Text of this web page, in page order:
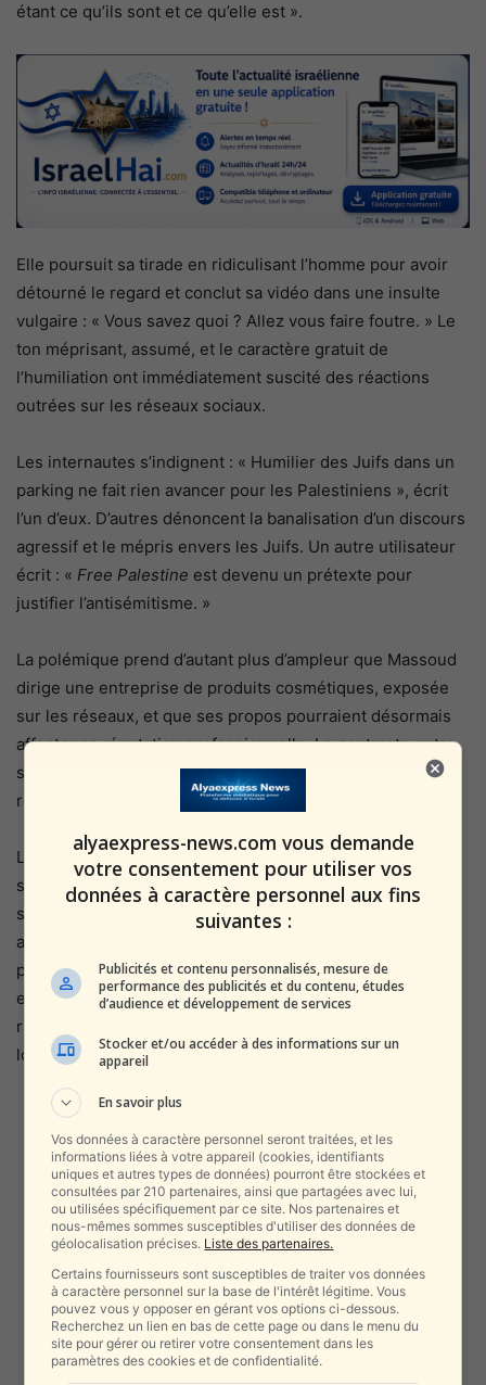
étant ce qu’ils sont et ce qu’elle est ».
Elle poursuit sa tirade en ridiculisant l’homme pour avoir
détourné le regard et conclut sa vidéo dans une insulte
vulgaire : « Vous savez quoi ? Allez vous faire foutre. » Le
ton méprisant, assumé, et le caractère gratuit de
l’humiliation ont immédiatement suscité des réactions
outrées sur les réseaux sociaux.
Les internautes s’indignent : « Humilier des Juifs dans un
parking ne fait rien avancer pour les Palestiniens », écrit
l’un d’eux. D’autres dénoncent la banalisation d’un discours
agressif et le mépris envers les Juifs. Un autre utilisateur
écrit : « Free Palestine est devenu un prétexte pour
justifier l’antisémitisme. »
La polémique prend d’autant plus d’ampleur que Massoud
dirige une entreprise de produits cosmétiques, exposée
sur les réseaux, et que ses propos pourraient désormais
affecter sa réputation professionnelle. Le contraste entre
son image publique et la cruauté assumée de sa vidéo
renforce encore la réaction de rejet.
L’affaire illustre, une fois encore, comment les réseaux
sociaux peuvent transformer un geste de provocation en
scandale national, surtout dans un climat déjà explosif
autour des questions identitaires et du conflit israélo-
palestinien. Ce qui se voulait une « blague » filmée a
exposé une animosité ouverte et un mépris assumé — et
rappelle jusqu’où peut aller la rhétorique anti-juive
lorsqu’elle est encouragée en ligne.
alyaexpress-news.com vous demande
votre consentement pour utiliser vos
données à caractère personnel aux fins
suivantes :
Publicités et contenu personnalisés, mesure de
performance des publicités et du contenu, études
d’audience et développement de services
Stocker et/ou accéder à des informations sur un
appareil
En savoir plus
Vos données à caractère personnel seront traitées, et les
informations liées à votre appareil (cookies, identifiants
uniques et autres types de données) pourront être stockées et
consultées par 210 partenaires, ainsi que partagées avec lui,
ou utilisées spécifiquement par ce site. Nos partenaires et
nous-mêmes sommes susceptibles d'utiliser des données de
géolocalisation précises. Liste des partenaires.
Certains fournisseurs sont susceptibles de traiter vos données
à caractère personnel sur la base de l'intérêt légitime. Vous
pouvez vous y opposer en gérant vos options ci-dessous.
Recherchez un lien en bas de cette page ou dans le menu du
site pour gérer ou retirer votre consentement dans les
paramètres des cookies et de confidentialité.